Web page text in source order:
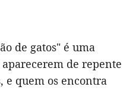
de gatos" é uma
de repente
e quem os encontra